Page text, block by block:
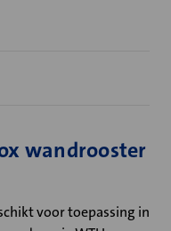
wandrooster
voor toepassing in